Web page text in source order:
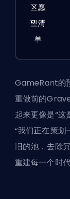
区愿
望清
单
GameRant的
重做前的
起来更像是“这
“我们正在策划
旧的池，去除
重建每一个时代